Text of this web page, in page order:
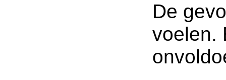
De
voelen.